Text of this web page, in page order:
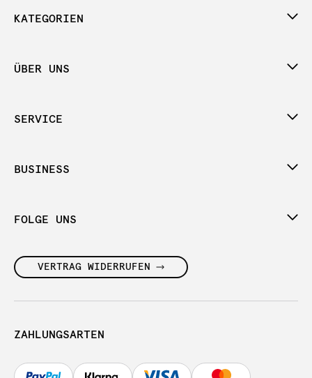
KATEGORIEN
ÜBER UNS
SERVICE
BUSINESS
FOLGE UNS
VERTRAG WIDERRUFEN
ZAHLUNGSARTEN